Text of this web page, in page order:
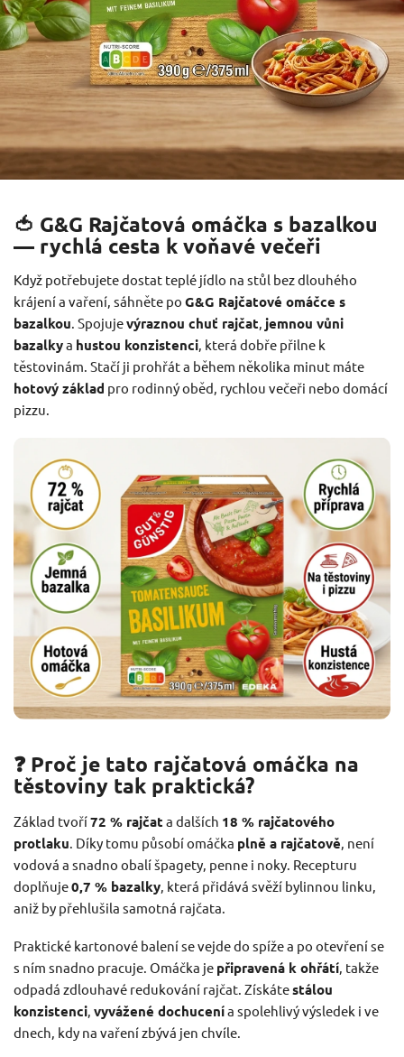
🍅 G&G Rajčatová omáčka s bazalkou
— rychlá cesta k voňavé večeři
Když potřebujete dostat teplé jídlo na stůl bez dlouhého
krájení a vaření, sáhněte po G&G Rajčatové omáčce s
bazalkou . Spojujevýraznou chuť rajčat jemnou vůni
bazalkya hustou konzistenci , která dobře přilne k
těstovinám. Stačí ji prohřát a během několika minut máte
hotový základ pro rodinný oběd, rychlou večeři nebo domácí
pizzu.
❓ Proč je tato rajčatová omáčka na
těstoviny tak praktická?
Základ tvoří72 % rajčat a dalších 18 % rajčatového
protlaku. Díky tomu působí omáčka plně a rajčatově, není
vodová a snadno obalí špagety, penne i noky. Recepturu
doplňuje0,7 % bazalky, která přidává svěží bylinnou linku,
aniž by přehlušila samotná rajčata.
Praktické kartonové balení se vejde do spíže a po otevření se
s ním snadno pracuje. Omáčka je připravená k ohřátí, takže
odpadá zdlouhavé redukování rajčat. Získátestálou
konzistenci, vyvážené dochucenía spolehlivý výsledek i ve
dnech, kdy na vaření zbývá jen chvíle.